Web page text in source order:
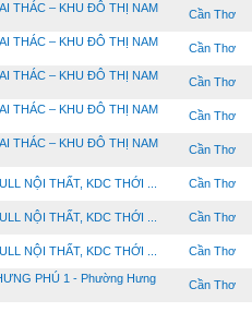
THÁC – KHU ĐÔ THỊ NAM
Cần Thơ
THÁC – KHU ĐÔ THỊ NAM
Cần Thơ
THÁC – KHU ĐÔ THỊ NAM
Cần Thơ
THÁC – KHU ĐÔ THỊ NAM
Cần Thơ
THÁC – KHU ĐÔ THỊ NAM
Cần Thơ
NỘI THẤT, KDC THỚI ... Cần Thơ
NỘI THẤT, KDC THỚI ... Cần Thơ
NỘI THẤT, KDC THỚI ... Cần Thơ
PHÚ 1 - Phường Hưng
Cần Thơ